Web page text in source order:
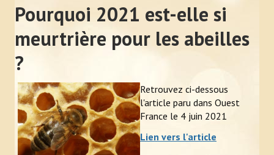
Pourquoi 2021 est-elle si
meurtrière pour les abeilles
?
Retrouvez ci-dessous
l'article paru dans Ouest
France le 4 juin 2021
Lien vers l'article